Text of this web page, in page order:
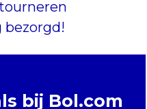
bezorgd!
bij Bol.com